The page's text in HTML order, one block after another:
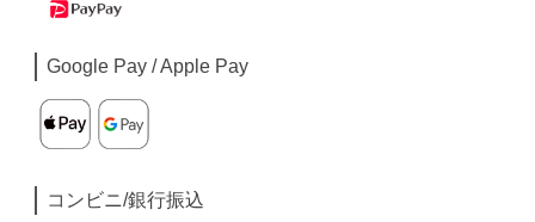
Google Pay / Apple Pay
コンビニ/銀行振込